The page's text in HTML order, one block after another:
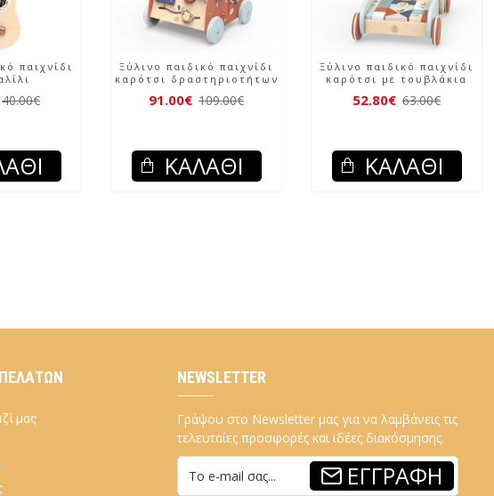
παιχνίδι
44.00€
Ξύλινο παιδικό παιχνίδι
σετ κουζίνας
148.60€ 180.00€
ΚΑΛΆΘΙ
Ξύλινο παιδικό παιχνίδι
γιουκαλίλι
33.40€ 40.00€
ΚΑΛΆΘΙ
μας
NEWSLETTER
Γράψου στο Newsletter μας για να λαμβάνεις τις
τελευταίες προσφορές και ιδέες διακόσμησης.
ΕΓΓΡΑΦΉ